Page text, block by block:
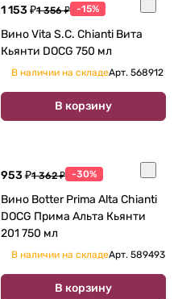
1 153 ₽1 356 ₽ -15%
Вино Vita S.C. Chianti Вита
Кьянти DOCG 750 мл
В наличии на складеАрт. 568912
В корзину
953 ₽1 362 ₽ -30%
Вино Botter Prima Alta Chianti
DOCG Прима Альта Кьянти
201 750 мл
В наличии на складеАрт. 589493
В корзину